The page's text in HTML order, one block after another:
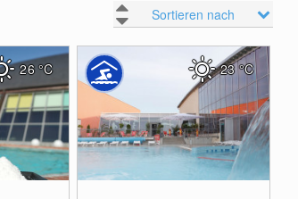
Sortieren nach
26 °C 23°C